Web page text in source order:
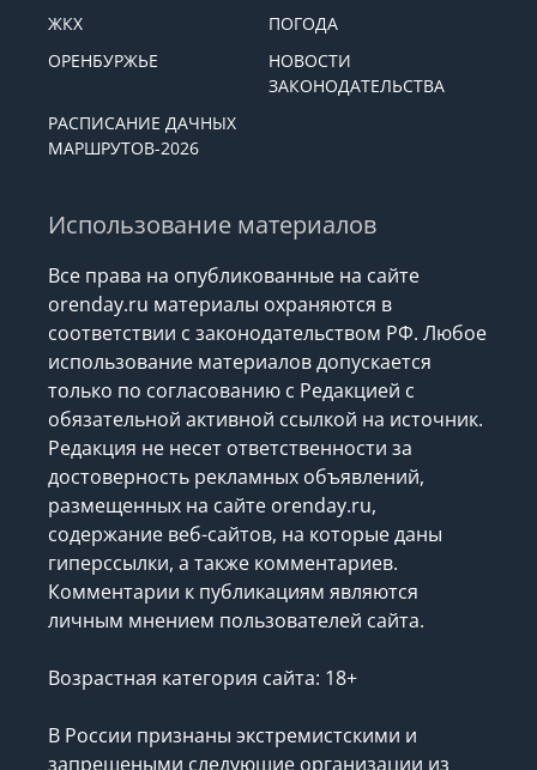
ЖКХ
ПОГОДА
ОРЕНБУРЖЬЕ
НОВОСТИ
ЗАКОНОДАТЕЛЬСТВА
РАСПИСАНИЕ ДАЧНЫХ
МАРШРУТОВ-2026
Использование материалов
Все права на опубликованные на сайте
orenday.ru материалы охраняются в
соответствии с законодательством РФ. Любое
использование материалов допускается
только по согласованию с Редакцией с
обязательной активной ссылкой на источник.
Редакция не несет ответственности за
достоверность рекламных объявлений,
размещенных на сайте orenday.ru,
содержание веб-сайтов, на которые даны
гиперссылки, а также комментариев.
Комментарии к публикациям являются
личным мнением пользователей сайта.
Возрастная категория сайта: 18+
В России признаны экстремистскими и
запрещеными следующие организации из